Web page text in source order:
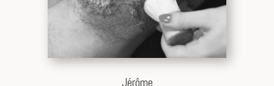
Jérôme